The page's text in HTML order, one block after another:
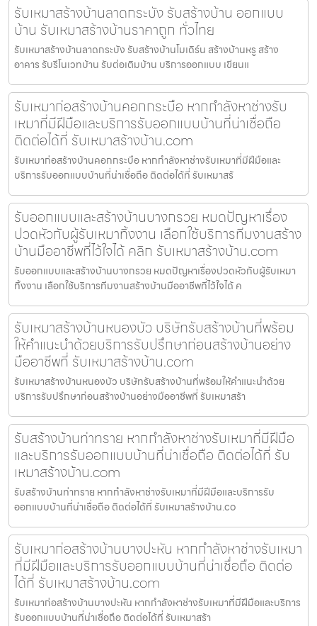
รับเหมาสร้างบ้านลาดกระบัง รับสร้างบ้าน ออกแบบ
บ้าน รับเหมาสร้างบ้านราคาถูก ทั่วไทย
รับเหมาสร้างบ้านลาดกระบัง รับสร้างบ้านโมเดิร์น สร้างบ้านหรู สร้าง
อาคาร รับรีโนเวทบ้าน รับต่อเติมบ้าน บริการออกแบบ เขียนแ
รับเหมาก่อสร้างบ้านคอกกระบือ หากกำลังหาช่างรับ
เหมาที่มีฝีมือและบริการรับออกแบบบ้านที่น่าเชื่อถือ
ติดต่อได้ที่ รับเหมาสร้างบ้าน.com
รับเหมาก่อสร้างบ้านคอกกระบือ หากกำลังหาช่างรับเหมาที่มีฝีมือและ
บริการรับออกแบบบ้านที่น่าเชื่อถือ ติดต่อได้ที่ รับเหมาสร้
รับออกแบบและสร้างบ้านบางกรวย หมดปัญหาเรื่อง
ปวดหัวกับผู้รับเหมาทิ้งงาน เลือกใช้บริการทีมงานสร้าง
บ้านมืออาชีพที่ไว้ใจได้ คลิก รับเหมาสร้างบ้าน.com
รับออกแบบและสร้างบ้านบางกรวย หมดปัญหาเรื่องปวดหัวกับผู้รับเหมา
ทิ้งงาน เลือกใช้บริการทีมงานสร้างบ้านมืออาชีพที่ไว้ใจได้ ค
รับเหมาสร้างบ้านหนองบัว บริษัทรับสร้างบ้านที่พร้อม
ให้คำแนะนำด้วยบริการรับปรึกษาก่อนสร้างบ้านอย่าง
มืออาชีพที่ รับเหมาสร้างบ้าน.com
รับเหมาสร้างบ้านหนองบัว บริษัทรับสร้างบ้านที่พร้อมให้คำแนะนำด้วย
บริการรับปรึกษาก่อนสร้างบ้านอย่างมืออาชีพที่ รับเหมาสร้า
รับสร้างบ้านท่าทราย หากกำลังหาช่างรับเหมาที่มีฝีมือ
และบริการรับออกแบบบ้านที่น่าเชื่อถือ ติดต่อได้ที่ รับ
เหมาสร้างบ้าน.com
รับสร้างบ้านท่าทราย หากกำลังหาช่างรับเหมาที่มีฝีมือและบริการรับ
ออกแบบบ้านที่น่าเชื่อถือ ติดต่อได้ที่ รับเหมาสร้างบ้าน.co
รับเหมาก่อสร้างบ้านบางปะหัน หากกำลังหาช่างรับเหมา
ที่มีฝีมือและบริการรับออกแบบบ้านที่น่าเชื่อถือ ติดต่อ
ได้ที่ รับเหมาสร้างบ้าน.com
รับเหมาก่อสร้างบ้านบางปะหัน หากกำลังหาช่างรับเหมาที่มีฝีมือและบริการ
รับออกแบบบ้านที่น่าเชื่อถือ ติดต่อได้ที่ รับเหมาสร้า